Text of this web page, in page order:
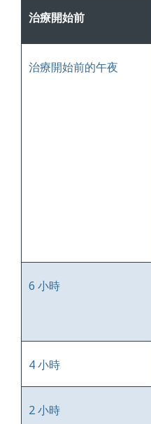
治療開始前
治療開始前的午夜
6 小時
4 小時
2 小時